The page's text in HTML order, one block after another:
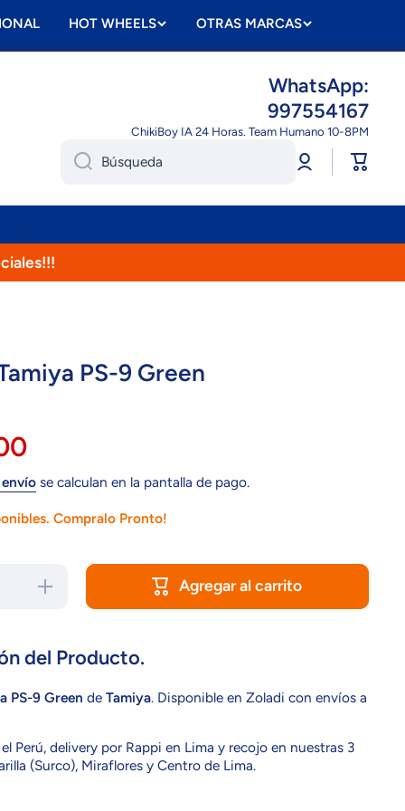
HOT WHEELS OTRAS MARCAS
WhatsApp:
997554167
ChikiBoy IA 24 Horas. Team Humano 10-8PM
Búsqueda
Iniciar
sesión
Carrito
PS-9 Green
se calculan en la pantalla de pago.
Compralo Pronto!
Aumentar
cantidad
PS-9
Green
Agregar al carrito
del Producto.
PS-9 Green de Tamiya. Disponible en Zoladi con envíos a
Perú, delivery por Rappi en Lima y recojo en nuestras 3
(Surco), Miraflores y Centro de Lima.